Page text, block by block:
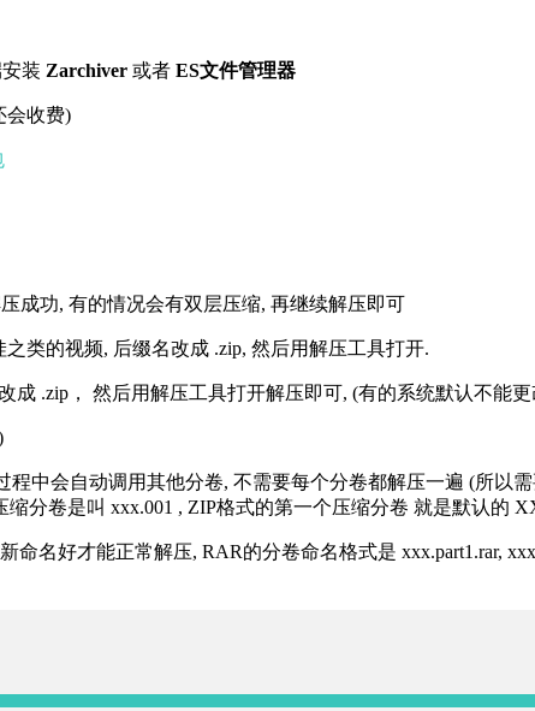
装 Zarchiver 或者 ES文件管理器
会收费)
成功, 有的情况会有双层压缩, 再继续解压即可
类的视频, 后缀名改成 .zip, 然后用解压工具打开.
成 .zip， 然后用解压工具打开解压即可, (有的系统默认不能
中会自动调用其他分卷, 不需要每个分卷都解压一遍 (所以
分卷是叫 xxx.001 , ZIP格式的第一个压缩分卷 就是默认的
名好才能正常解压, RAR的分卷命名格式是 xxx.part1.rar,